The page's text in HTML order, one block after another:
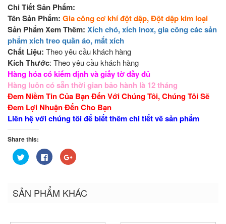
Chi Tiết Sản Phẩm:
Tên Sản Phẩm: Gia công cơ khí đột dập, Đột dập kim loại
Sản Phẩm Xem Thêm: Xích chó, xích inox, gia công các sản
phẩm xích treo quần áo, mắt xích
Chất Liệu: Theo yêu cầu khách hàng
Kích Thước: Theo yêu cầu khách hàng
Hàng hóa có kiểm định và giấy tờ đầy đủ
Hàng luôn có sẵn thời gian bảo hành là 12 tháng
Đem Niềm Tin Của Bạn Đến Với Chúng Tôi, Chúng Tôi Sẽ
Đem Lợi Nhuận Đến Cho Bạn
Liên hệ với chúng tôi để biết thêm chi tiết về sản phẩm
Share this:
Bấm
để
(Opens
in
Nhấn
vào
Facebook
(Opens
in
Bấm
để
(Opens
in
SẢN PHẨM KHÁC